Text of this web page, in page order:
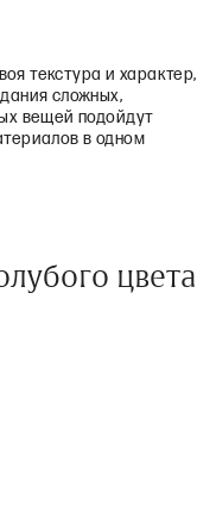
текстура и характер,
сложных,
вещей подойдут
в одном
цвета